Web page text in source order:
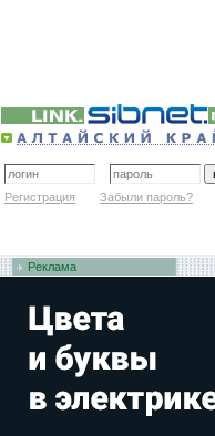
Регистрация Забыли пароль?
Реклама